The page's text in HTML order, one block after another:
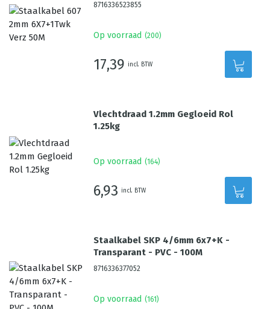
8716336523855
Op voorraad (200)
17,39 incl. BTW
Vlechtdraad 1.2mm Gegloeid Rol
1.25kg
Op voorraad (164)
6,93 incl. BTW
Staalkabel SKP 4/6mm 6x7+K -
Transparant - PVC - 100M
8716336377052
Op voorraad (161 )